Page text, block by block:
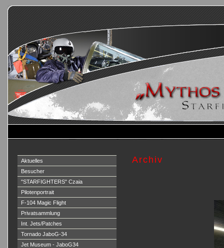
Aktuelles
Besucher
"STARFIGHTERS" Czaia
Pilotenportrait
F-104 Magic Flight
Privatsammlung
Int. Jets/Patches
Tornado JaboG-34
Jet Museum - JaboG34
Archiv